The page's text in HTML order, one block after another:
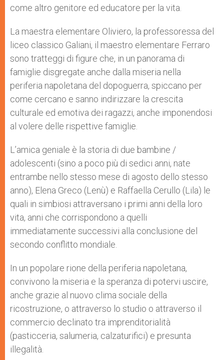
come altro genitore ed educatore per la vita.
La maestra elementare Oliviero, la professoressa del
liceo classico Galiani, il maestro elementare Ferraro
sono tratteggi di figure che, in un panorama di
famiglie disgregate anche dalla miseria nella
periferia napoletana del dopoguerra, spiccano per
come cercano e sanno indirizzare la crescita
culturale ed emotiva dei ragazzi, anche imponendosi
al volere delle rispettive famiglie.
L’amica geniale è la storia di due bambine /
adolescenti (sino a poco più di sedici anni, nate
entrambe nello stesso mese di agosto dello stesso
anno), Elena Greco (Lenù) e Raffaella Cerullo (Lila) le
quali in simbiosi attraversano i primi anni della loro
vita, anni che corrispondono a quelli
immediatamente successivi alla conclusione del
secondo conflitto mondiale.
In un popolare rione della periferia napoletana,
convivono la miseria e la speranza di potervi uscire,
anche grazie al nuovo clima sociale della
ricostruzione, o attraverso lo studio o attraverso il
commercio declinato tra imprenditorialità
(pasticceria, salumeria, calzaturifici) e presunta
illegalità.